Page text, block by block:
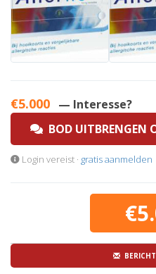
€5.000 — Interesse?
BOD UITBRENGEN
Login vereist · gratis aanmelden
BERICHT